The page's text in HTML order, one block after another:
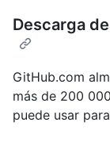
Descarga
GitHub.com
más de 200
puede usar